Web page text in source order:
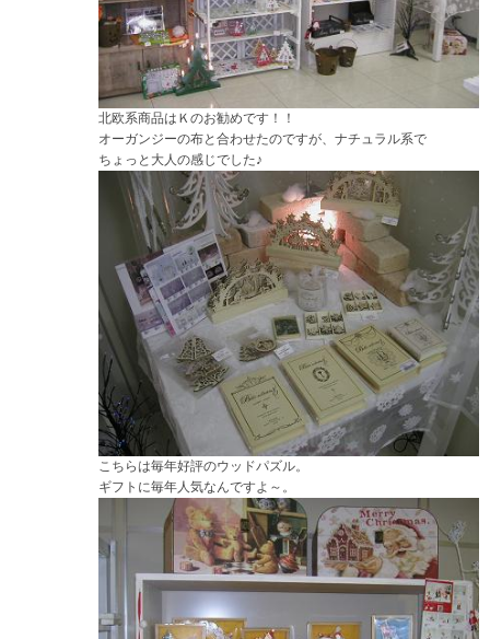
北欧系商品はＫのお勧めです！！
オーガンジーの布と合わせたのですが、ナチュラル系で
ちょっと大人の感じでした♪
こちらは毎年好評のウッドパズル。
ギフトに毎年人気なんですよ～。